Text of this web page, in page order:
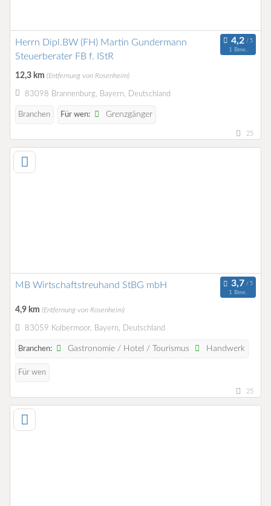
Herrn Dipl.BW (FH) Martin Gundermann
Steuerberater FB f. IStR
1 Bew.
12,3 km (Entfernung von Rosenheim)
83098 Brannenburg, Bayern, Deutschland
Branchen Für wen: Grenzgänger
25
MB Wirtschaftstreuhand StBG mbH
1 Bew.
4,9 km (Entfernung von Rosenheim)
83059 Kolbermoor, Bayern, Deutschland
Branchen: Gastronomie / Hotel / Tourismus Handwerk
Für wen
25